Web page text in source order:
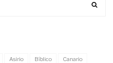
Asirio Bíblico Canario